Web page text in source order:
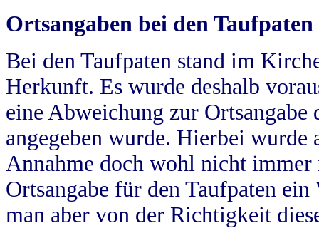
Ortsangaben bei den Taufpaten
Bei den Taufpaten stand im
Herkunft. Es wurde deshalb
eine Abweichung zur
angegeben wurde. Hierbei wurde
Annahme doch wohl nicht
Ortsangabe für den Taufpaten
man aber von der Richtigkeit